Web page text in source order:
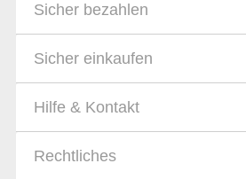
Sicher bezahlen
Sicher einkaufen
Hilfe & Kontakt
Rechtliches